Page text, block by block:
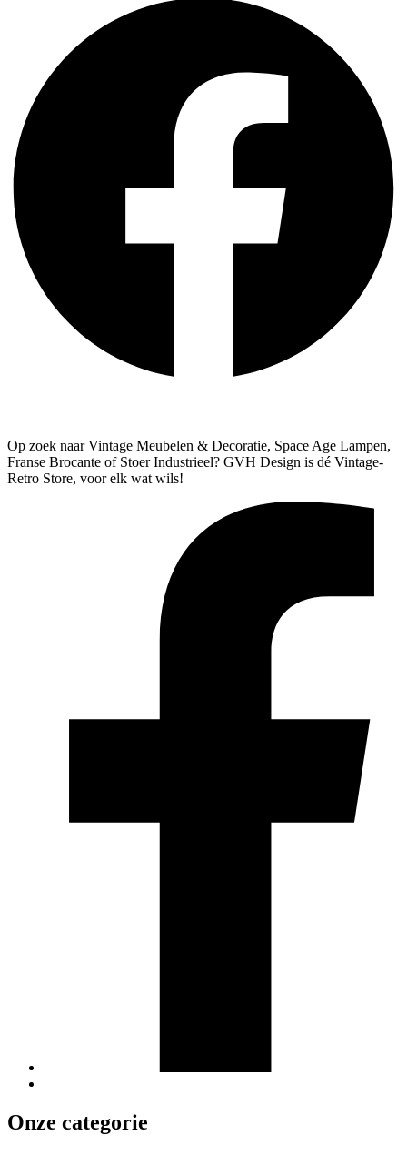
Op zoek naar Vintage Meubelen & Decoratie, Space Age Lampen,
Franse Brocante of Stoer Industrieel? GVH Design is dé Vintage-
Retro Store, voor elk wat wils!
Onze categorie